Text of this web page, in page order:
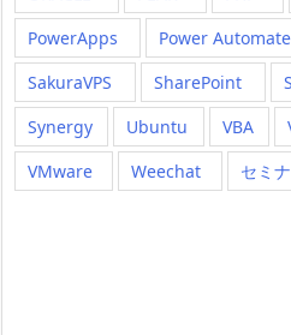
PowerApps
Power Automate
SakuraVPS
SharePoint
Synergy
Ubuntu VBA
VMware
Weechat セミ